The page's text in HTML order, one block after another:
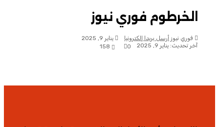
الخرطوم فوري نيوز
فوري نيوز أرسل بريدا إلكترونيا
يناير 9, 2025
آخر تحديث: يناير 9, 2025
0
158